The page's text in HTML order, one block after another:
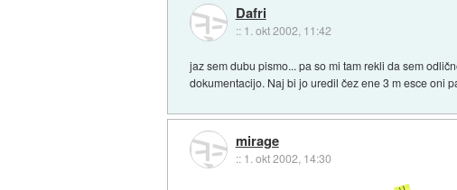
Dafri
:: 1. okt 2002, 11:42
jaz sem dubu pismo... pa so mi tam rekli da sem
dokumentacijo. Naj bi jo uredil čez ene 3 m esce oni
mirage
:: 1. okt 2002, 14:30